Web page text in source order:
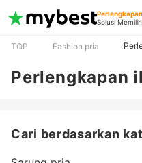
Solusi
TOP Fashion pria
Perlengkapan
Cari berdasarkan